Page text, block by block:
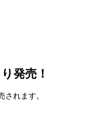
発売！
れます。